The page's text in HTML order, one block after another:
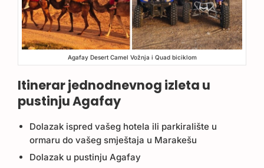
Agafay Desert Camel Vožnja i Quad biciklom
Itinerar jednodnevnog izleta u
pustinju Agafay
Dolazak ispred vašeg hotela ili parkiralište u
ormaru do vašeg smještaja u Marakešu
Dolazak u pustinju Agafay